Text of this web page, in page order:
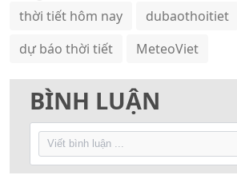
thời tiết hôm nay
dubaothoitiet
dự báo thời tiết
MeteoViet
BÌNH LUẬN